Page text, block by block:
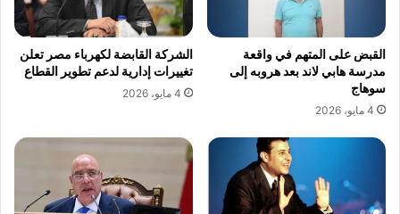
القبض على المتهم في واقعة
مدرسة هابي لاند بعد هروبه إلى
سوهاج
4 مايو، 2026
الشركة القابضة لكهرباء مصر تعلن
تغييرات إدارية لدعم تطوير القطاع
4 مايو، 2026